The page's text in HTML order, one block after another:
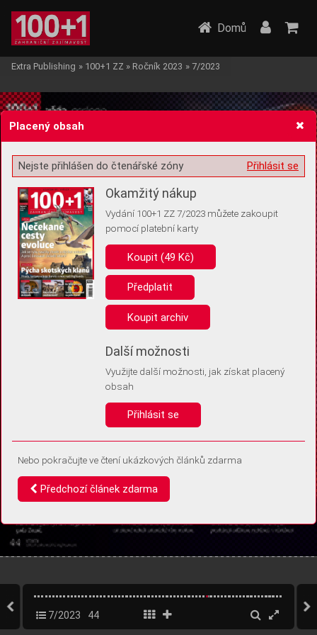
Žádost o souhlas s ukládáním volitelných informací
Pro základní fungování webu nepotřebujeme ukládat žádné informace
(tzv. cookies apod.). Rádi bychom vás ale požádali o souhlas s
uložením volitelných informací:
Anonymní unikátní ID
Díky němu příště poznáme, že se jedná o stejné zařízení, a
Identifikátor je zcela anonymní.
Vaše souhlasy a odmítnutí si ukládáme do vašeho zařízení, abychom se
vás už příště znovu neptali. Můžete je kdykoli později upravit ve Správě
Domů
Extra Publishing » 100+1 ZZ » Ročník 2023 » 7/2023
7/2023 44
Placený obsah
Přihlásit se
Nejste přihlášen do čtenářské zóny
Okamžitý nákup
Vydání 100+1 ZZ 7/2023 můžete zakoupit
pomocí platební karty
Koupit (49 Kč)
Předplatit
Koupit archiv
Další možnosti
Využijte další možnosti, jak získat placený
obsah
Přihlásit se
Nebo pokračujte ve čtení ukázkových článků zdarma
Předchozí článek zdarma